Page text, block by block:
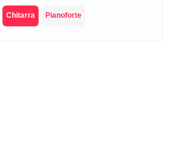
Chitarra Pianoforte